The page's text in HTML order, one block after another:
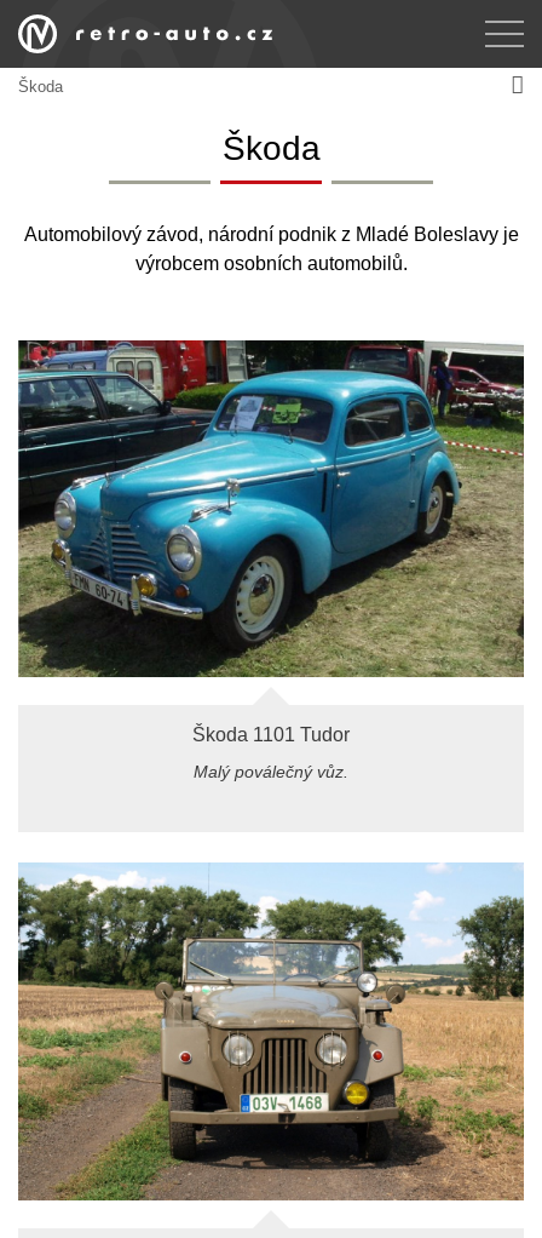
Škoda
Škoda
Automobilový závod, národní podnik z Mladé Boleslavy je
výrobcem osobních automobilů.
Škoda 1101 Tudor
Malý poválečný vůz.